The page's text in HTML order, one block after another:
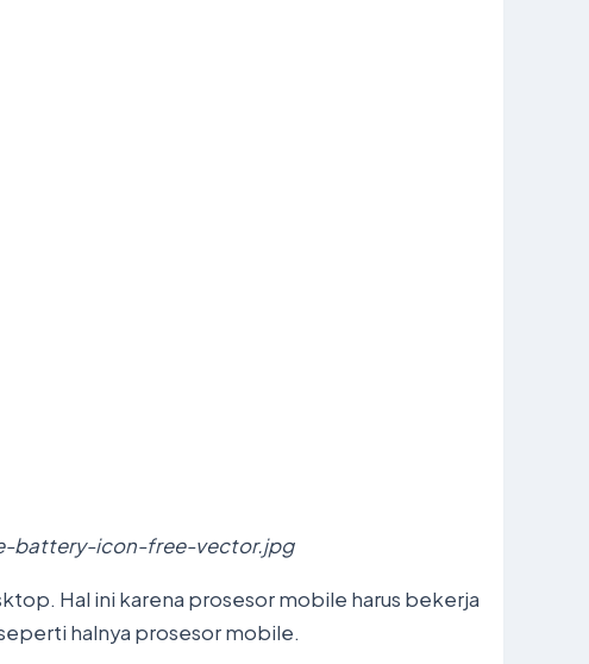
battery-icon-free-vector.jpg
Hal ini karena prosesor mobile harus bekerja
halnya prosesor mobile.